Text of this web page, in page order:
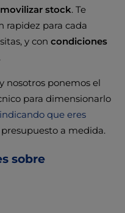
stock. Te
rapidez para cada
y con condiciones
.
nosotros ponemos el
para dimensionarlo
que eres
a medida.
sobre